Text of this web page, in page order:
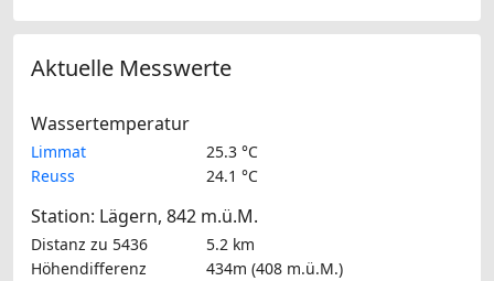
Aktuelle Messwerte
Wassertemperatur
Limmat
25.3 °C
Reuss
24.1 °C
Station: Lägern, 842 m.ü.M.
Distanz zu 5436
5.2 km
Höhendifferenz
434m (408 m.ü.M.)